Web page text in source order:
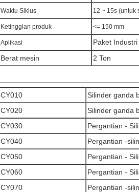
Waktu Siklus 12 ~ 15s (untuk
Ketinggian produk <= 150 mm
Aplikasi
Paket
Berat mesin
2 Ton
CY010
Silinder ganda
CY020
Silinder ganda
CY030
Pergantian -
CY040
Pergantian -
CY050
Pergantian -
CY060
Pergantian -
CY070
Pergantian -